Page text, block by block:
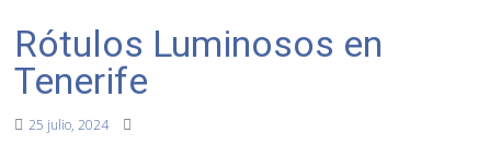
Rótulos Luminosos en
Tenerife
25 julio, 2024